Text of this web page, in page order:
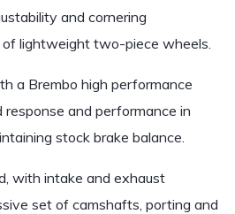
and cornering
lightweight two-piece wheels.
a Brembo high performance
and performance in
stock brake balance.
with intake and exhaust
set of camshafts, porting and